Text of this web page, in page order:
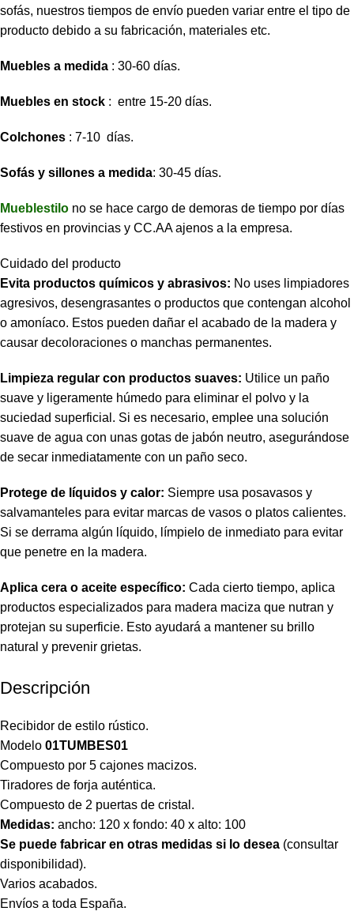
sofás, nuestros tiempos de envío pueden variar entre el tipo de
producto debido a su fabricación, materiales etc.
Muebles a medida : 30-60 días.
Muebles en stock : entre 15-20 días.
Colchones : 7-10 días.
Sofás y sillones a medida: 30-45 días.
Mueblestilo no se hace cargo de demoras de tiempo por días
festivos en provincias y CC.AA ajenos a la empresa.
Cuidado del producto
Evita productos químicos y abrasivos: No uses limpiadores
agresivos, desengrasantes o productos que contengan alcohol
o amoníaco. Estos pueden dañar el acabado de la madera y
causar decoloraciones o manchas permanentes.
Limpieza regular con productos suaves: Utilice un paño
suave y ligeramente húmedo para eliminar el polvo y la
suciedad superficial. Si es necesario, emplee una solución
suave de agua con unas gotas de jabón neutro, asegurándose
de secar inmediatamente con un paño seco.
Protege de líquidos y calor: Siempre usa posavasos y
salvamanteles para evitar marcas de vasos o platos calientes.
Si se derrama algún líquido, límpielo de inmediato para evitar
que penetre en la madera.
Aplica cera o aceite específico: Cada cierto tiempo, aplica
productos especializados para madera maciza que nutran y
protejan su superficie. Esto ayudará a mantener su brillo
natural y prevenir grietas.
Descripción
Recibidor de estilo rústico.
Modelo 01TUMBES01
Compuesto por 5 cajones macizos.
Tiradores de forja auténtica.
Compuesto de 2 puertas de cristal.
Medidas: ancho: 120 x fondo: 40 x alto: 100
Se puede fabricar en otras medidas si lo desea (consultar
disponibilidad).
Varios acabados.
Envíos a toda España.